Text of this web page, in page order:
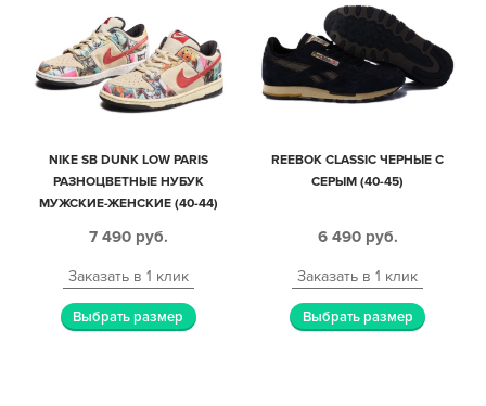
NIKE SB DUNK LOW PARIS
РАЗНОЦВЕТНЫЕ НУБУК
МУЖСКИЕ-ЖЕНСКИЕ (40-44)
7 490 руб.
Заказать в 1 клик
Выбрать размер
REEBOK CLASSIC ЧЕРНЫЕ С
СЕРЫМ (40-45)
6 490 руб.
Заказать в 1 клик
Выбрать размер